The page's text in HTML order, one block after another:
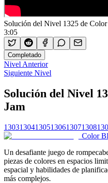
Solución del Nivel 1325 de
3:05
Completado
Nivel Anterior
Siguiente Nivel
Solución del Nivel
Jam
130313041305130613071308
Color
Un desafiante juego de
piezas de colores en espacios
espacial y habilidades de
más complejos.